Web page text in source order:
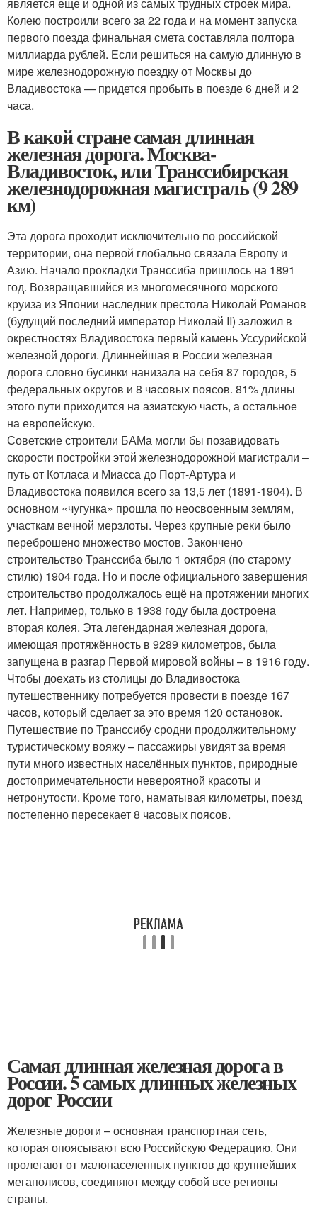
Колею построили всего за 22 года и на момент запуска
первого поезда финальная смета составляла полтора
миллиарда рублей. Если решиться на самую длинную в
мире железнодорожную поездку от Москвы до
Владивостока — придется пробыть в поезде 6 дней и 2
часа.
В какой стране самая длинная
железная дорога. Москва-
Владивосток, или Транссибирская
железнодорожная магистраль (9 289
км)
Эта дорога проходит исключительно по российской
территории, она первой глобально связала Европу и
Азию. Начало прокладки Транссиба пришлось на 1891
год. Возвращавшийся из многомесячного морского
круиза из Японии наследник престола Николай Романов
(будущий последний император Николай II) заложил в
окрестностях Владивостока первый камень Уссурийской
железной дороги. Длиннейшая в России железная
дорога словно бусинки нанизала на себя 87 городов, 5
федеральных округов и 8 часовых поясов. 81% длины
этого пути приходится на азиатскую часть, а остальное
на европейскую.
Советские строители БАМа могли бы позавидовать
скорости постройки этой железнодорожной магистрали –
путь от Котласа и Миасса до Порт-Артура и
Владивостока появился всего за 13,5 лет (1891-1904). В
основном «чугунка» прошла по неосвоенным землям,
участкам вечной мерзлоты. Через крупные реки было
переброшено множество мостов. Закончено
строительство Транссиба было 1 октября (по старому
стилю) 1904 года. Но и после официального завершения
строительство продолжалось ещё на протяжении многих
лет. Например, только в 1938 году была достроена
вторая колея. Эта легендарная железная дорога,
имеющая протяжённость в 9289 километров, была
запущена в разгар Первой мировой войны – в 1916 году.
Чтобы доехать из столицы до Владивостока
путешественнику потребуется провести в поезде 167
часов, который сделает за это время 120 остановок.
Путешествие по Транссибу сродни продолжительному
туристическому вояжу – пассажиры увидят за время
пути много известных населённых пунктов, природные
достопримечательности невероятной красоты и
нетронутости. Кроме того, наматывая километры, поезд
постепенно пересекает 8 часовых поясов.
Самая длинная железная дорога в
России. 5 самых длинных железных
дорог России
Железные дороги – основная транспортная сеть,
которая опоясывают всю Российскую Федерацию. Они
пролегают от малонаселенных пунктов до крупнейших
мегаполисов, соединяют между собой все регионы
страны.